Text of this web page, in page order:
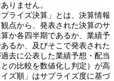
りません。
ライズ決算」とは、決算情報
点から、発表された決算のサ
か各四半期であるか、業績予
るか、及びそこで発表された
去に公表した業績予想・配当
の比較を数値化し判定）が高
ズ順」はサプライズ度に基づ